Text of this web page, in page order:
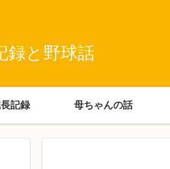
録と野球話
記録 母ちゃんの話